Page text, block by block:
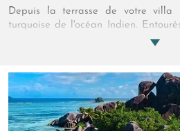
Depuis la terrasse de votre villa
turquoise de l'océan Indien.
pas de l'une des plus belles baies